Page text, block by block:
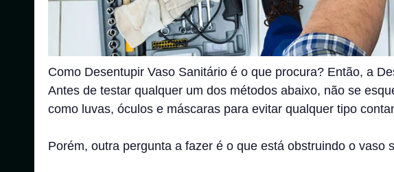
Como Desentupir Vaso Sanitário é o que procura? Então, a
Antes de testar qualquer um dos métodos abaixo, não se
como luvas, óculos e máscaras para evitar qualquer tipo
Porém, outra pergunta a fazer é o que está obstruindo o vaso